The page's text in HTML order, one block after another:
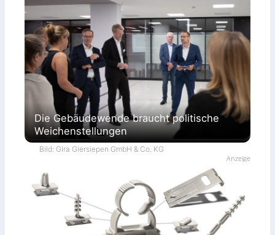
Die Gebäudewende braucht politische
Weichenstellungen
Bild: Gira Giersiepen GmbH & Co. KG
Anzeige